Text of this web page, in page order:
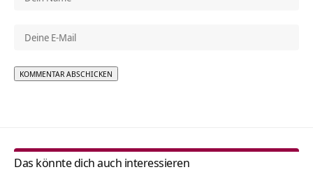
Das könnte dich auch interessieren